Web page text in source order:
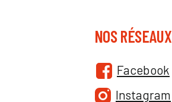
NOS RÉSEAUX
Facebook
Instagram